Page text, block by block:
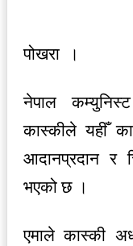
पोखरा ।
नेपाल
कास्कीले यहीँ
आदानप्रदान र
भएको छ ।
एमाले कास्की